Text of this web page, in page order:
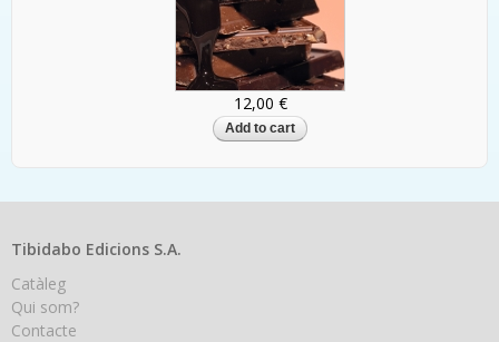
12,00 €
Tibidabo Edicions S.A.
Catàleg
Qui som?
Contacte